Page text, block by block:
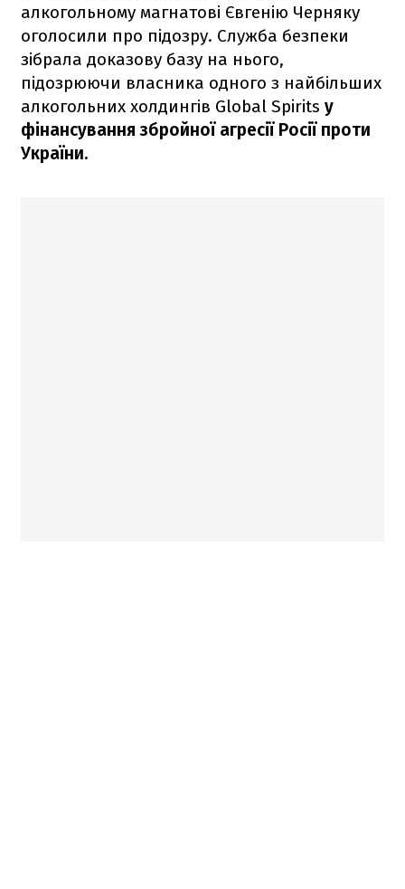
алкогольному магнатові Євгенію Черняку
оголосили про підозру. Служба безпеки
зібрала доказову базу на нього,
підозрюючи власника одного з найбільших
алкогольних холдингів Global Spirits у
фінансування збройної агресії Росії проти
України.